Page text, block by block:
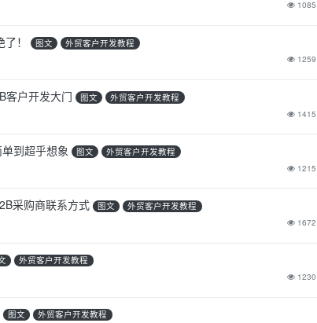
1085
！ 图文 外贸客户开发教程
1259
客户开发大门 图文 外贸客户开发教程
1415
到超乎想象 图文 外贸客户开发教程
1215
采购商联系方式 图文 外贸客户开发教程
1672
外贸客户开发教程
1230
图文 外贸客户开发教程